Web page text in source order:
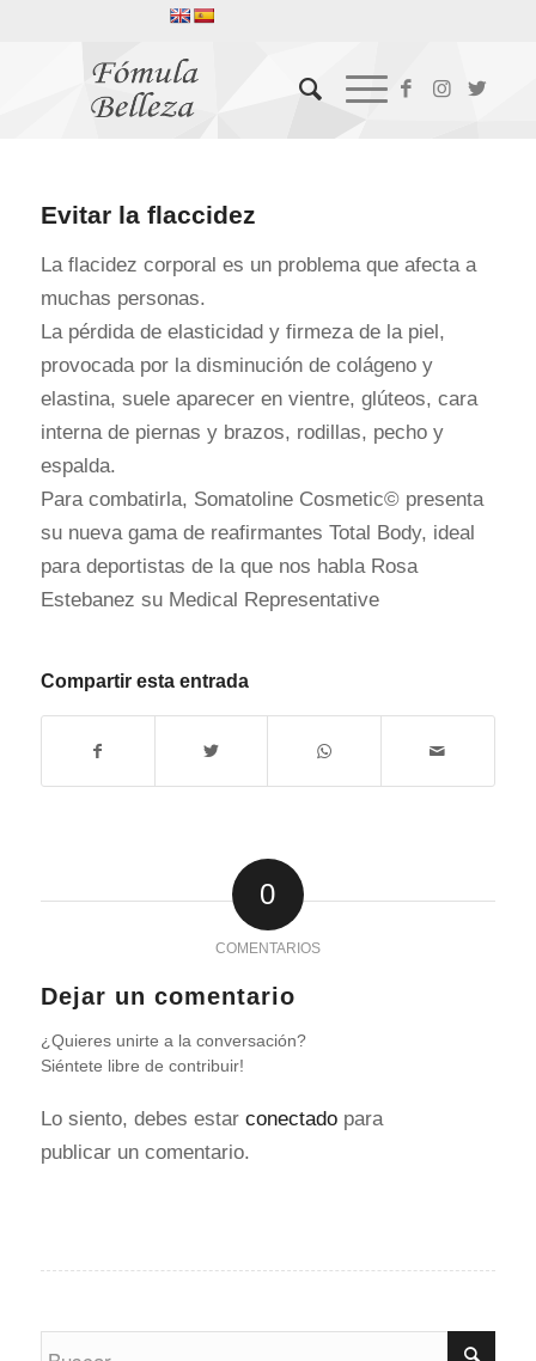
Evitar la flaccidez
La flacidez corporal es un problema que afecta a
muchas personas.
La pérdida de elasticidad y firmeza de la piel,
provocada por la disminución de colágeno y
elastina, suele aparecer en vientre, glúteos, cara
interna de piernas y brazos, rodillas, pecho y
espalda.
Para combatirla, Somatoline Cosmetic© presenta
su nueva gama de reafirmantes Total Body, ideal
para deportistas de la que nos habla Rosa
Estebanez su Medical Representative
Compartir esta entrada
0
COMENTARIOS
Dejar un comentario
¿Quieres unirte a la conversación?
Siéntete libre de contribuir!
Lo siento, debes estar conectadopara
publicar un comentario.